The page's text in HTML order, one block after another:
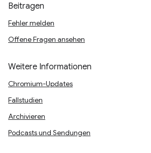
Beitragen
Fehler melden
Offene Fragen ansehen
Weitere Informationen
Chromium-Updates
Fallstudien
Archivieren
Podcasts und Sendungen